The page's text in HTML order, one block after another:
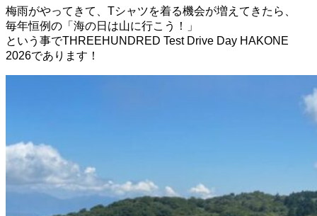
梅雨がやってきて、Tシャツを着る機会が増えてきたら、
毎年恒例の「海の日は山に行こう！」
という事でTHREEHUNDRED Test Drive Day HAKONE
2026であります！